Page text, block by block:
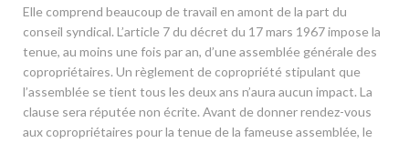
Elle comprend beaucoup de travail en amont de la part du
conseil syndical. L’article 7 du décret du 17 mars 1967 impose la
tenue, au moins une fois par an, d’une assemblée générale des
copropriétaires. Un règlement de copropriété stipulant que
l’assemblée se tient tous les deux ans n’aura aucun impact. La
clause sera réputée non écrite. Avant de donner rendez-vous
aux copropriétaires pour la tenue de la fameuse assemblée, le